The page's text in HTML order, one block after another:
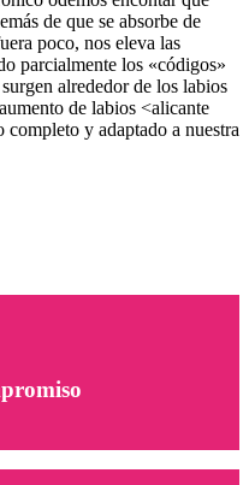
de que se absorbe de
poco, nos eleva las
parcialmente los «códigos»
alrededor de los labios
de labios <alicante
completo y adaptado a nuestra